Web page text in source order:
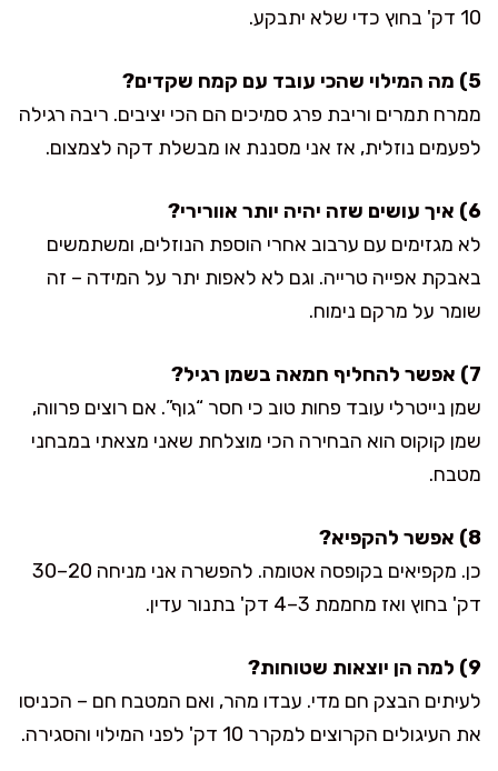
10 דק' בחוץ כדי שלא יתבקע.
5) מה המילוי שהכי עובד עם קמח שקדים?
ממרח תמרים וריבת פרג סמיכים הם הכי יציבים. ריבה רגילה
לפעמים נוזלית, אז אני מסננת או מבשלת דקה לצמצום.
6) איך עושים שזה יהיה יותר אוורירי?
לא מגזימים עם ערבוב אחרי הוספת הנוזלים, ומשתמשים
באבקת אפייה טרייה. וגם לא לאפות יתר על המידה – זה
שומר על מרקם נימוח.
7) אפשר להחליף חמאה בשמן רגיל?
שמן נייטרלי עובד פחות טוב כי חסר “גוף”. אם רוצים פרווה,
שמן קוקוס הוא הבחירה הכי מוצלחת שאני מצאתי במבחני
מטבח.
8) אפשר להקפיא?
כן. מקפיאים בקופסה אטומה. להפשרה אני מניחה 20–30
דק' בחוץ ואז מחממת 3–4 דק' בתנור עדין.
9) למה הן יוצאות שטוחות?
לעיתים הבצק חם מדי. עבדו מהר, ואם המטבח חם – הכניסו
את העיגולים הקרוצים למקרר 10 דק' לפני המילוי והסגירה.